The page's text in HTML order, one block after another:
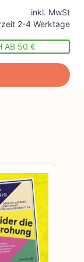
inkl. MwSt
2-4 Werktage
AB 50 €